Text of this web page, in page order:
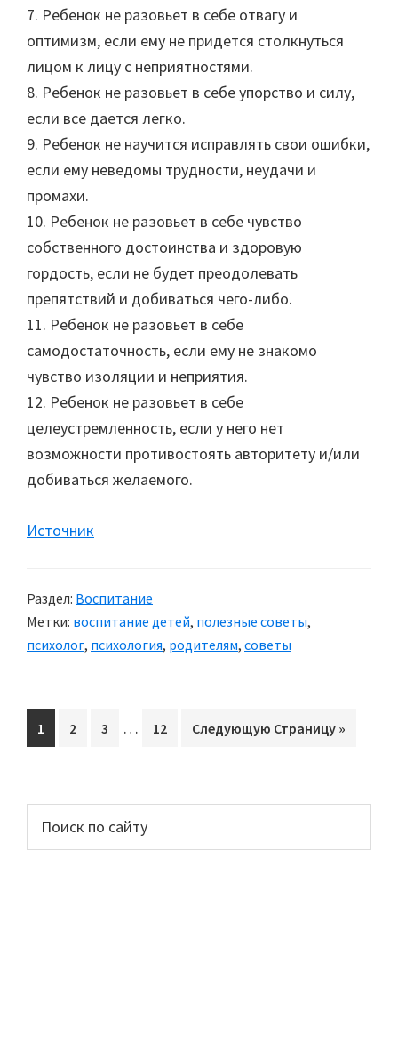
7. Ребенок не разовьет в себе отвагу и
оптимизм, если ему не придется столкнуться
лицом к лицу с неприятностями.
8. Ребенок не разовьет в себе упорство и силу,
если все дается легко.
9. Ребенок не научится исправлять свои ошибки,
если ему неведомы трудности, неудачи и
промахи.
10. Ребенок не разовьет в себе чувство
собственного достоинства и здоровую
гордость, если не будет преодолевать
препятствий и добиваться чего-либо.
11. Ребенок не разовьет в себе
самодостаточность, если ему не знакомо
чувство изоляции и неприятия.
12. Ребенок не разовьет в себе
целеустремленность, если у него нет
возможности противостоять авторитету и/или
добиваться желаемого.
Источник
Раздел: Воспитание
Метки: воспитание детей, полезные советы,
психолог, психология, родителям, советы
Перейти
на
1
Перейти
2
Перейти
3
Interim
…
Перейти
12
Перейти
Следующую Страницу »
Основной
сайдбар